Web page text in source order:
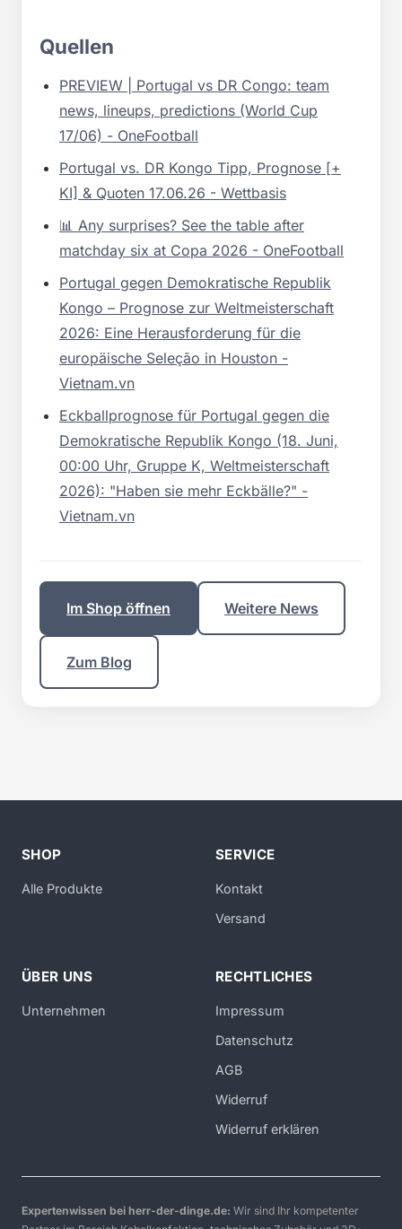
Quellen
PREVIEW | Portugal vs DR Congo: team
news, lineups, predictions (World Cup
17/06) - OneFootball
Portugal vs. DR Kongo Tipp, Prognose [+
KI] & Quoten 17.06.26 - Wettbasis
📊 Any surprises? See the table after
matchday six at Copa 2026 - OneFootball
Portugal gegen Demokratische Republik
Kongo – Prognose zur Weltmeisterschaft
2026: Eine Herausforderung für die
europäische Seleção in Houston -
Vietnam.vn
Eckballprognose für Portugal gegen die
Demokratische Republik Kongo (18. Juni,
00:00 Uhr, Gruppe K, Weltmeisterschaft
2026): "Haben sie mehr Eckbälle?" -
Vietnam.vn
Im Shop öffnen Weitere News
Zum Blog
SHOP
Alle Produkte
SERVICE
Kontakt
Versand
ÜBER UNS
Unternehmen
RECHTLICHES
Impressum
Datenschutz
AGB
Widerruf
Widerruf erklären
Expertenwissen bei herr-der-dinge.de: Wir sind Ihr kompetenter